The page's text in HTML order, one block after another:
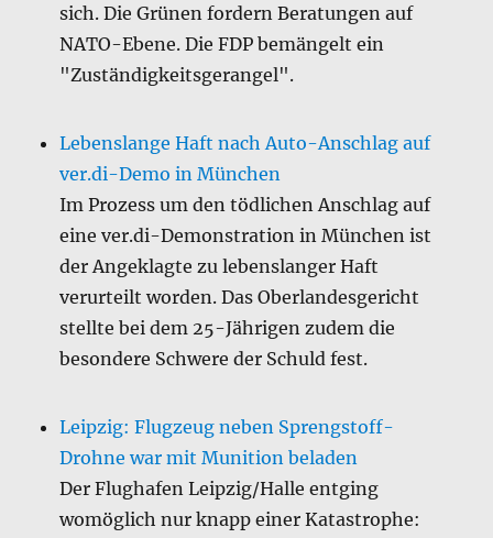
sich. Die Grünen fordern Beratungen auf
NATO-Ebene. Die FDP bemängelt ein
"Zuständigkeitsgerangel".
Lebenslange Haft nach Auto-Anschlag auf
ver.di-Demo in München
Im Prozess um den tödlichen Anschlag auf
eine ver.di-Demonstration in München ist
der Angeklagte zu lebenslanger Haft
verurteilt worden. Das Oberlandesgericht
stellte bei dem 25-Jährigen zudem die
besondere Schwere der Schuld fest.
Leipzig: Flugzeug neben Sprengstoff-
Drohne war mit Munition beladen
Der Flughafen Leipzig/Halle entging
womöglich nur knapp einer Katastrophe: